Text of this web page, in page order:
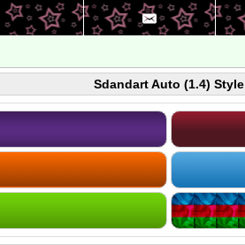
Sdandart Auto (1.4) Style